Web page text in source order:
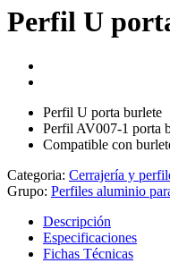
Perfil U
Perfil U porta burlete
Perfil AV007-1 porta
Compatible con
Categoria: Cerrajería y
Grupo: Perfiles aluminio
Descripción
Especificaciones
Fichas Técnicas